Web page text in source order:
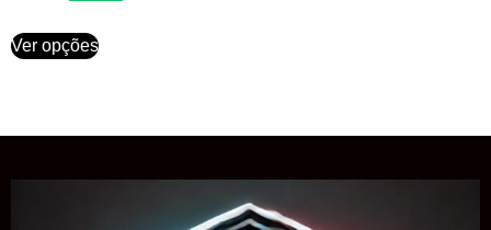
Ver opções